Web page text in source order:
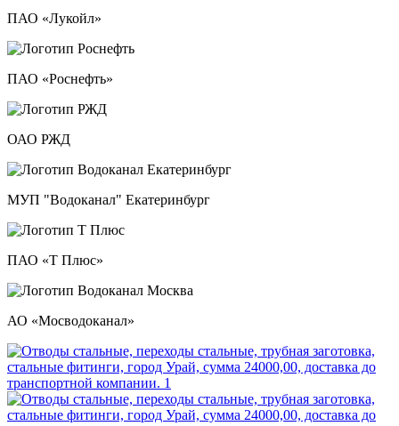
ПАО «Лукойл»
ПАО «Роснефть»
ОАО РЖД
МУП "Водоканал" Екатеринбург
ПАО «Т Плюс»
АО «Мосводоканал»